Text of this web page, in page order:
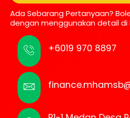
Ada Sebarang Pertanyaan?
dengan menggunakan detail di
+6019 970 8897